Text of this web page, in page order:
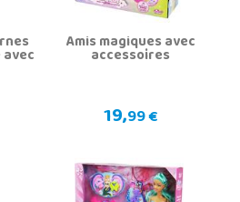
Amis magiques avec
accessoires
19,99 €